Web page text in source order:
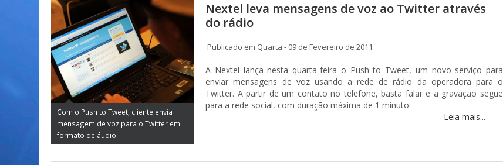
Com o Push to Tweet, cliente envia
mensagem de voz para o Twitter em
formato de áudio
Nextel leva mensagens de voz ao Twitter através
do rádio
Publicado em Quarta - 09 de Fevereiro de 2011
A Nextel lança nesta quarta-feira o Push to Tweet, um novo serviço para
enviar mensagens de voz usando a rede de rádio da operadora para o
Twitter. A partir de um contato no telefone, basta falar e a gravação segue
para a rede social, com duração máxima de 1 minuto.
Leia mais...